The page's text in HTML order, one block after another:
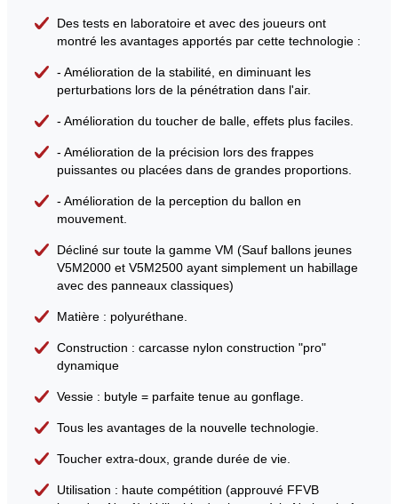
Des tests en laboratoire et avec des joueurs ont
montré les avantages apportés par cette technologie :
- Amélioration de la stabilité, en diminuant les
perturbations lors de la pénétration dans l'air.
- Amélioration du toucher de balle, effets plus faciles.
- Amélioration de la précision lors des frappes
puissantes ou placées dans de grandes proportions.
- Amélioration de la perception du ballon en
mouvement.
Décliné sur toute la gamme VM (Sauf ballons jeunes
V5M2000 et V5M2500 ayant simplement un habillage
avec des panneaux classiques)
Matière : polyuréthane.
Construction : carcasse nylon construction "pro"
dynamique
Vessie : butyle = parfaite tenue au gonflage.
Tous les avantages de la nouvelle technologie.
Toucher extra-doux, grande durée de vie.
Utilisation : haute compétition (approuvé FFVB